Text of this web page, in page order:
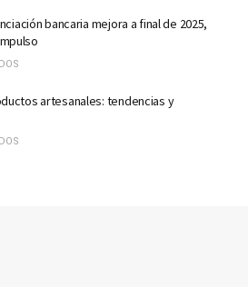
bancaria mejora a final de 2025,
artesanales: tendencias y